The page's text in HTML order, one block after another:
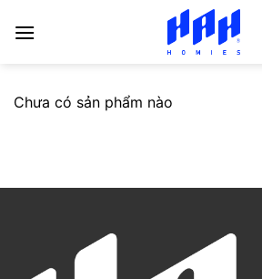
Chưa có sản phẩm nào